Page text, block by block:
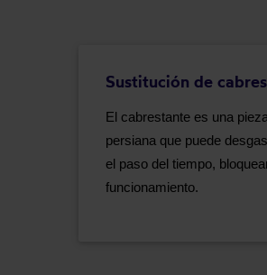
Sustitución de
El cabrestante es una
persiana que puede
el paso del tiempo,
funcionamiento.